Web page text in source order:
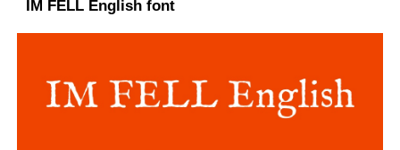
IM FELL English font